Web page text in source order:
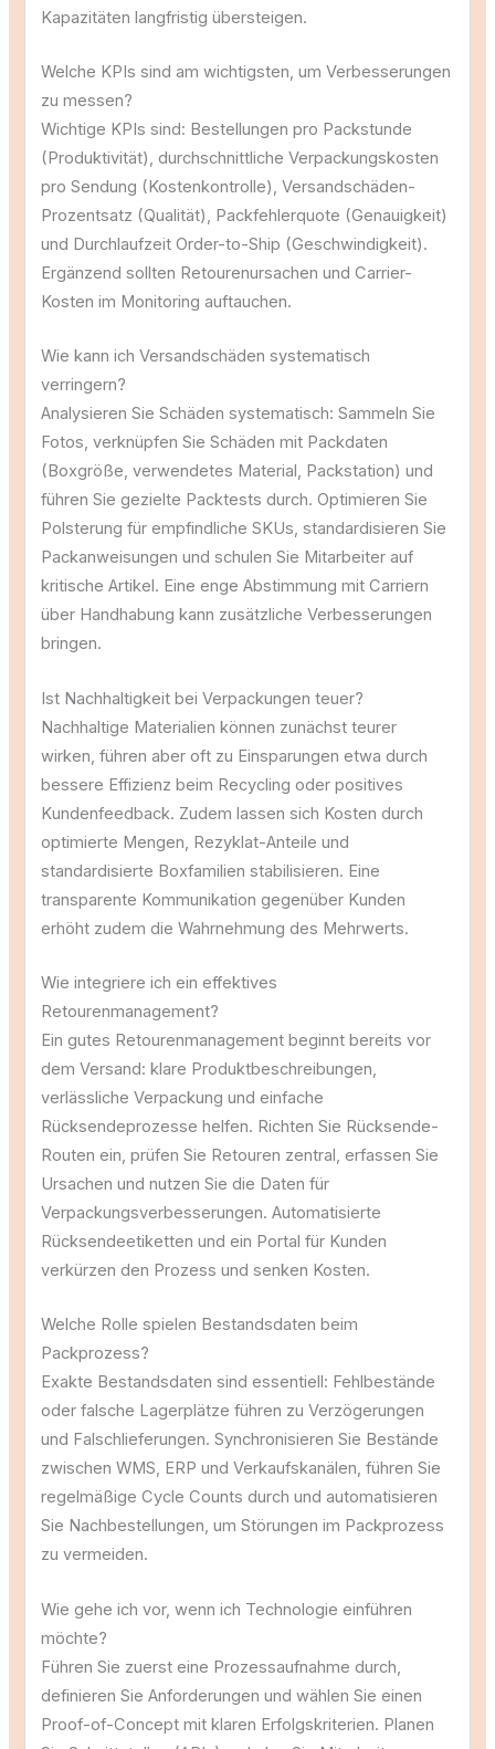
Kapazitäten langfristig übersteigen.
Welche KPIs sind am wichtigsten, um Verbesserungen
zu messen?
Wichtige KPIs sind: Bestellungen pro Packstunde
(Produktivität), durchschnittliche Verpackungskosten
pro Sendung (Kostenkontrolle), Versandschäden-
Prozentsatz (Qualität), Packfehlerquote (Genauigkeit)
und Durchlaufzeit Order-to-Ship (Geschwindigkeit).
Ergänzend sollten Retourenursachen und Carrier-
Kosten im Monitoring auftauchen.
Wie kann ich Versandschäden systematisch
verringern?
Analysieren Sie Schäden systematisch: Sammeln Sie
Fotos, verknüpfen Sie Schäden mit Packdaten
(Boxgröße, verwendetes Material, Packstation) und
führen Sie gezielte Packtests durch. Optimieren Sie
Polsterung für empfindliche SKUs, standardisieren Sie
Packanweisungen und schulen Sie Mitarbeiter auf
kritische Artikel. Eine enge Abstimmung mit Carriern
über Handhabung kann zusätzliche Verbesserungen
bringen.
Ist Nachhaltigkeit bei Verpackungen teuer?
Nachhaltige Materialien können zunächst teurer
wirken, führen aber oft zu Einsparungen etwa durch
bessere Effizienz beim Recycling oder positives
Kundenfeedback. Zudem lassen sich Kosten durch
optimierte Mengen, Rezyklat-Anteile und
standardisierte Boxfamilien stabilisieren. Eine
transparente Kommunikation gegenüber Kunden
erhöht zudem die Wahrnehmung des Mehrwerts.
Wie integriere ich ein effektives
Retourenmanagement?
Ein gutes Retourenmanagement beginnt bereits vor
dem Versand: klare Produktbeschreibungen,
verlässliche Verpackung und einfache
Rücksendeprozesse helfen. Richten Sie Rücksende-
Routen ein, prüfen Sie Retouren zentral, erfassen Sie
Ursachen und nutzen Sie die Daten für
Verpackungsverbesserungen. Automatisierte
Rücksendeetiketten und ein Portal für Kunden
verkürzen den Prozess und senken Kosten.
Welche Rolle spielen Bestandsdaten beim
Packprozess?
Exakte Bestandsdaten sind essentiell: Fehlbestände
oder falsche Lagerplätze führen zu Verzögerungen
und Falschlieferungen. Synchronisieren Sie Bestände
zwischen WMS, ERP und Verkaufskanälen, führen Sie
regelmäßige Cycle Counts durch und automatisieren
Sie Nachbestellungen, um Störungen im Packprozess
zu vermeiden.
Wie gehe ich vor, wenn ich Technologie einführen
möchte?
Führen Sie zuerst eine Prozessaufnahme durch,
definieren Sie Anforderungen und wählen Sie einen
Proof-of-Concept mit klaren Erfolgskriterien. Planen